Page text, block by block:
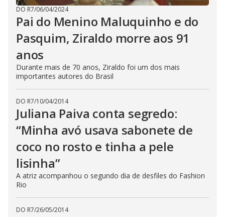
DO R7/06/04/2024
Pai do Menino Maluquinho e do
Pasquim, Ziraldo morre aos 91
anos
Durante mais de 70 anos, Ziraldo foi um dos mais
importantes autores do Brasil
DO R7/10/04/2014
Juliana Paiva conta segredo:
“Minha avó usava sabonete de
coco no rosto e tinha a pele
lisinha”
A atriz acompanhou o segundo dia de desfiles do Fashion
Rio
DO R7/26/05/2014